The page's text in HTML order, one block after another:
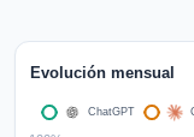
Evolución mensual